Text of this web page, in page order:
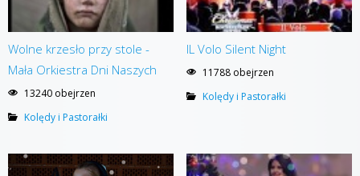
Wolne krzesło przy stole -
Mała Orkiestra Dni Naszych
13240 obejrzen
Kolędy i Pastorałki
IL Volo Silent Night
11788 obejrzen
Kolędy i Pastorałki